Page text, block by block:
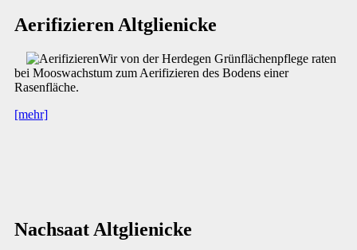
Aerifizieren Altglienicke
Wir von der Herdegen Grünflächenpflege raten
bei Mooswachstum zum Aerifizieren des Bodens einer
Rasenfläche.
[mehr]
Nachsaat Altglienicke